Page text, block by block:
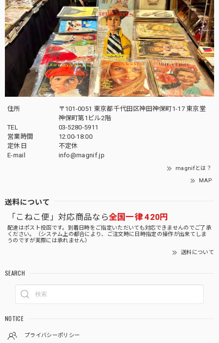
住所
〒101-0051 東京都千代田区神田神保町1-17 東京堂
神保町第1ビル2階
TEL
03-5280-5911
営業時間
12:00-18:00
定休日
不定休
E-mail
info@magnif.jp
magnifとは？
MAP
送料について
「こねこ便」対応商品なら全国一律 420円
配達はポスト投函です。到着日時をご指定いただいても対応できませんのでご了承
ください。（システム上の都合により、ご注文時に日時指定の操作が出来てしま
うのですが実際には承れません）
送料について
SEARCH
NOTICE
プライバシーポリシー